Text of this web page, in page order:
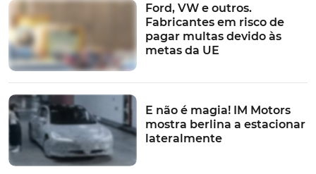
Ford, VW e outros.
Fabricantes em risco de
pagar multas devido às
metas da UE
E não é magia! IM Motors
mostra berlina a estacionar
lateralmente